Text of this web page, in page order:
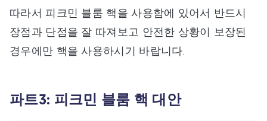
따라서 피크민 블룸 핵을 사용함에 있어서 반드시
장점과 단점을 잘 따져보고 안전한 상황이 보장된
경우에만 핵을 사용하시기 바랍니다.
파트3: 피크민 블룸 핵 대안